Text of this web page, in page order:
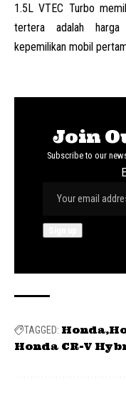
1.5L VTEC Turbo
tertera adalah
kepemilikan mobil
Join
Subscribe to our
TAGGED: Honda
Honda CR-V